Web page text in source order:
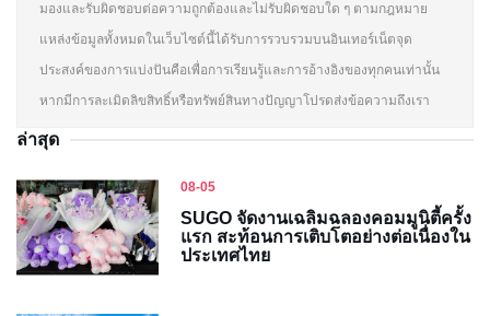
มองและรับผิดชอบต่อความถูกต้องและไม่รับผิดชอบใด ๆ ตามกฎหมาย
แหล่งข้อมูลทั้งหมดในเว็บไซต์นี้ได้รับการรวบรวมบนอินเทอร์เน็ตจุด
ประสงค์ของการแบ่งปันคือเพื่อการเรียนรู้และการอ้างอิงของทุกคนเท่านั้น
หากมีการละเมิดลิขสิทธิ์หรือทรัพย์สินทางปัญญาโปรดส่งข้อความถึงเรา
ล่าสุด
08-05
SUGO จัดงานเฉลิมฉลองคอมมูนิตี้ครั้ง
แรก สะท้อนการเติบโตอย่างต่อเนื่องใน
ประเทศไทย